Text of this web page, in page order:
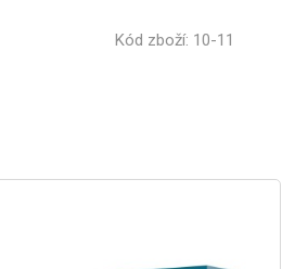
Kód zboží: 10-11